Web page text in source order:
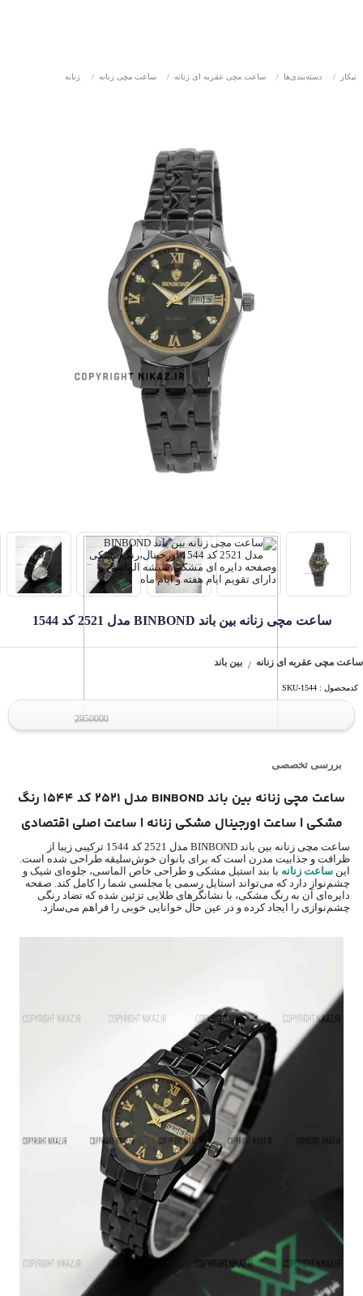
نیکاز / دسته‌بندی‌ها / ساعت مچی عقربه ای زنانه / ساعت مچی زنانه / زنانه
ساعت مچی زنانه بین باند BINBOND مدل 2521 کد 1544
ساعت مچی عقربه ای زنانه / بین باند
کدمحصول : SKU-1544
2950000
بررسی تخصصی
ساعت مچی زنانه بین باند BINBOND مدل 2521 کد 1544 رنگ
مشکی | ساعت اورجینال مشکی زنانه | ساعت اصلی اقتصادی
ساعت مچی زنانه بین باند BINBOND مدل 2521 کد 1544 ترکیبی زیبا از
ظرافت و جذابیت مدرن است که برای بانوان خوش‌سلیقه طراحی شده است.
این ساعت زنانه با بند استیل مشکی و طراحی خاص الماسی، جلوه‌ای شیک و
چشم‌نواز دارد که می‌تواند استایل رسمی یا مجلسی شما را کامل کند. صفحه‌
دایره‌ای آن به رنگ مشکی، با نشانگرهای طلایی تزئین شده که تضاد رنگی
چشم‌نوازی را ایجاد کرده و در عین حال خوانایی خوبی را فراهم می‌سازد.